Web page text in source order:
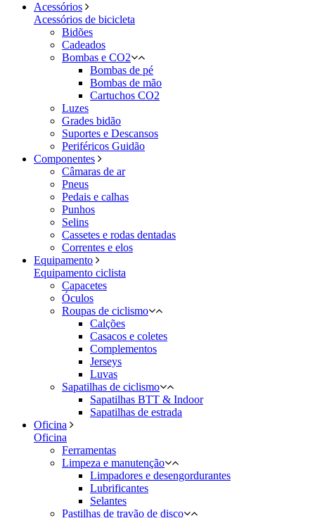
Acessórios
Acessórios de bicicleta
Bidões
Cadeados
Bombas e CO2
Bombas de pé
Bombas de mão
Cartuchos CO2
Luzes
Grades bidão
Suportes e Descansos
Periféricos Guidão
Componentes
Câmaras de ar
Pneus
Pedais e calhas
Punhos
Selins
Cassetes e rodas dentadas
Correntes e elos
Equipamento
Equipamento ciclista
Capacetes
Óculos
Roupas de ciclismo
Calções
Casacos e coletes
Complementos
Jerseys
Luvas
Sapatilhas de ciclismo
Sapatilhas BTT & Indoor
Sapatilhas de estrada
Oficina
Oficina
Ferramentas
Limpeza e manutenção
Limpadores e desengordurantes
Lubrificantes
Selantes
Pastilhas de travão de disco